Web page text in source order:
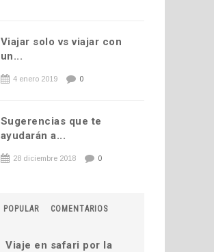
Viajar solo vs viajar con
un...
4 enero 2019 0
Sugerencias que te
ayudarán a...
28 diciembre 2018 0
POPULAR COMENTARIOS
Viaje en safari por la